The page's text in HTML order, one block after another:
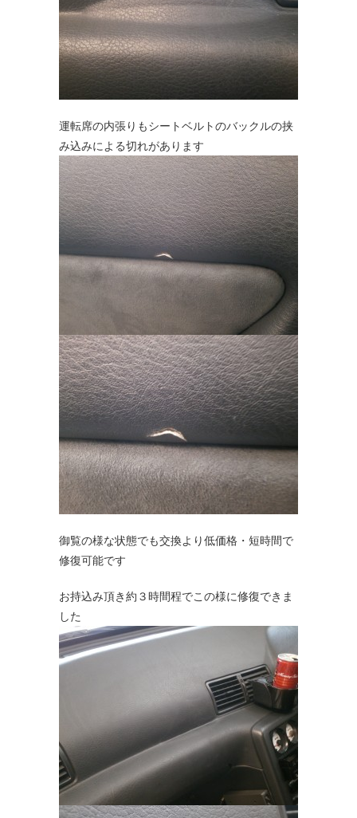
運転席の内張りもシートベルトのバックルの挟
み込みによる切れがあります
御覧の様な状態でも交換より低価格・短時間で
修復可能です
お持込み頂き約３時間程でこの様に修復できま
した